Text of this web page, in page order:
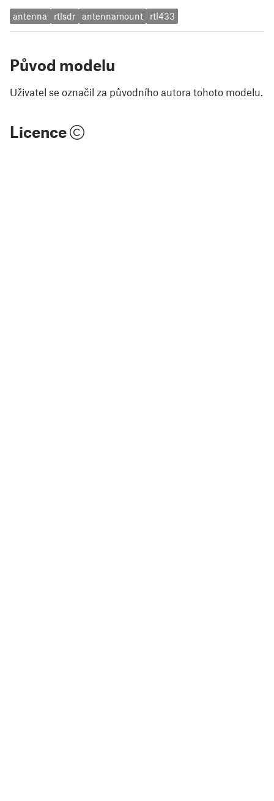
antenna rtlsdr antennamount rtl433
Původ modelu
Uživatel se označil za původního autora tohoto modelu.
Licence